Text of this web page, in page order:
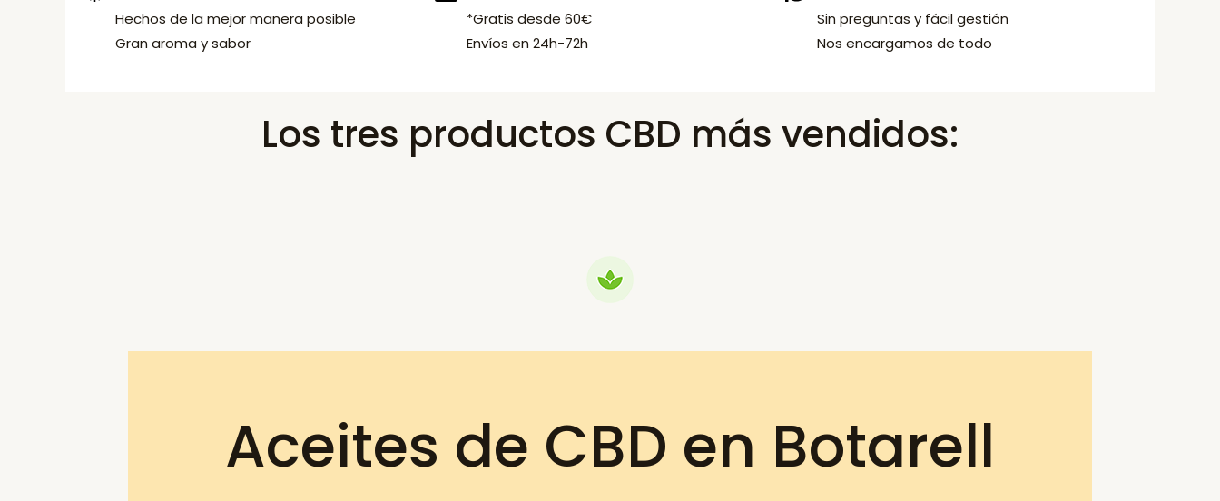
Hechos de la mejor manera posible
Gran aroma y sabor
*Gratis desde 60€
Envíos en 24h-72h
Sin preguntas y fácil gestión
Nos encargamos de todo
Los tres productos CBD más vendidos:
Aceites de CBD en Botarell